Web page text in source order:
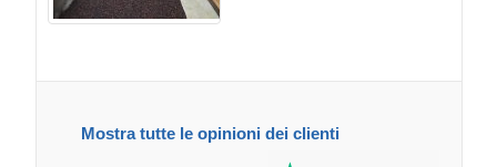
Mostra tutte le opinioni dei clienti